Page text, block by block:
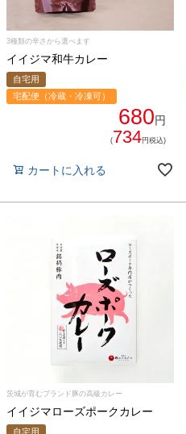
3種類の辛さから選べます
イイジマ和牛カレー
自宅用
宅配便（冷蔵・冷凍可）
680円
(734円税込)
カートに入れる
茨城が育むブランド豚の高級カレー
イイジマローズポークカレー
自宅用